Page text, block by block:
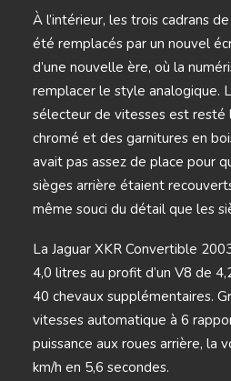
À l’intérieur, les trois cadrans
été remplacés par un nouvel
d’une nouvelle ère, où la
remplacer le style analogique.
sélecteur de vitesses est resté
chromé et des garnitures en
avait pas assez de place pour
sièges arrière étaient
même souci du détail que les
La Jaguar XKR Convertible
4,0 litres au profit d’un V8 de
40 chevaux supplémentaires.
vitesses automatique à 6
puissance aux roues arrière, la
km/h en 5,6 secondes.